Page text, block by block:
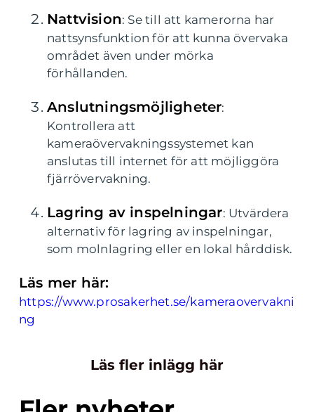
Nattvision: Se till att kamerorna har
nattsynsfunktion för att kunna övervaka
området även under mörka
förhållanden.
Anslutningsmöjligheter:
Kontrollera att
kameraövervakningssystemet kan
anslutas till internet för att möjliggöra
fjärrövervakning.
Lagring av inspelningar: Utvärdera
alternativ för lagring av inspelningar,
som molnlagring eller en lokal hårddisk.
Läs mer här:
https://www.prosakerhet.se/kameraovervakni
ng
Läs fler inlägg här